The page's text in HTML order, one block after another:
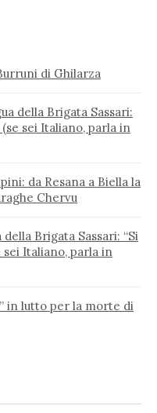
di Ghilarza
della Brigata Sassari:
(se sei Italiano, parla in
da Resana a Biella la
Chervu
della Brigata Sassari: “Si
sei Italiano, parla in
in lutto per la morte di